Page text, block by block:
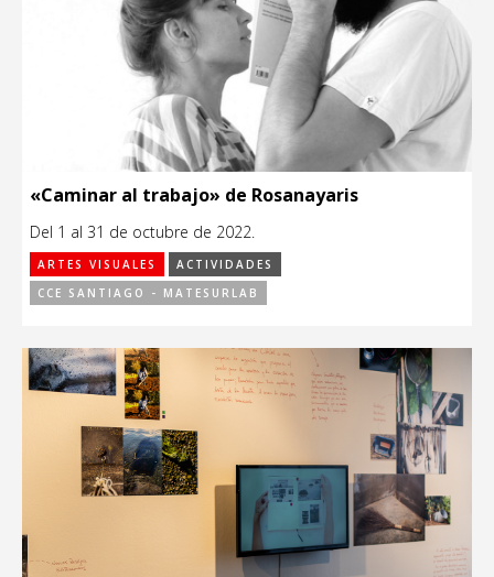
«Caminar al trabajo» de Rosanayaris
Del 1 al 31 de octubre de 2022.
ARTES VISUALES
ACTIVIDADES
CCE SANTIAGO - MATESURLAB